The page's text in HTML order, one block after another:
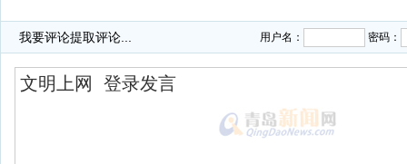
我要评论提取评论... 用户名： 密码：